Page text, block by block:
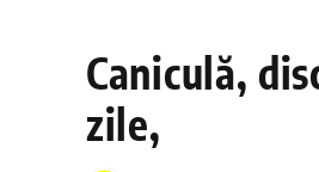
Caniculă,
zile,